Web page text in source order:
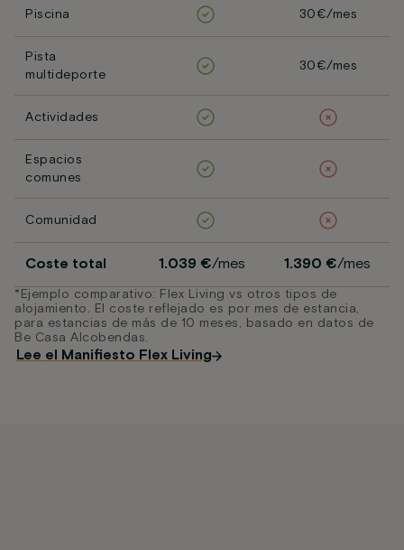
Piscina 30€/mes
Pista
multideporte
30€/mes
Actividades
Espacios
comunes
Comunidad
Coste total 1.039 €/mes 1.390 €/mes
*Ejemplo comparativo: Flex Living vs otros tipos de
alojamiento. El coste reflejado es por mes de estancia,
para estancias de más de 10 meses, basado en datos de
Be Casa Alcobendas.
Lee el Manifiesto Flex Living